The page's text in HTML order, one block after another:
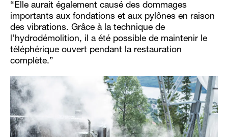
“Elle aurait également causé des dommages
importants aux fondations et aux pylônes en raison
des vibrations. Grâce à la technique de
l’hydrodémolition, il a été possible de maintenir le
téléphérique ouvert pendant la restauration
complète.”